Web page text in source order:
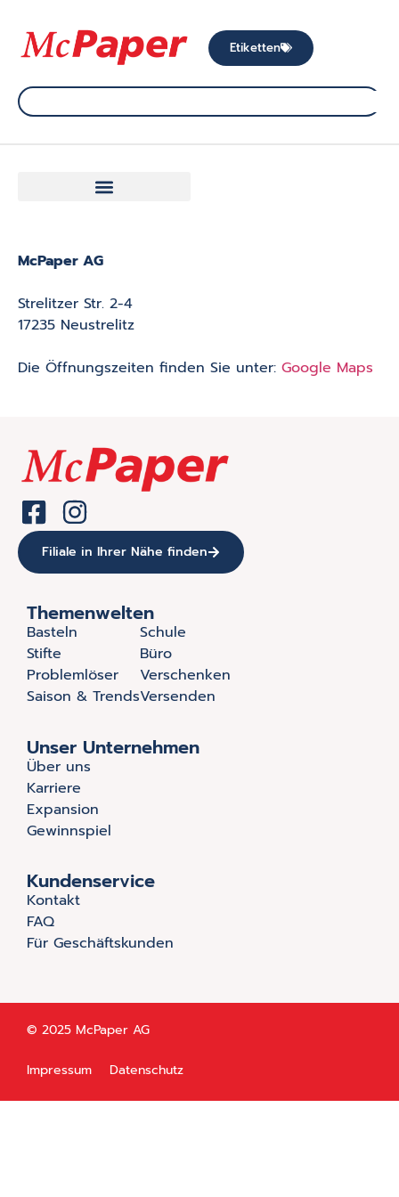
Etiketten
McPaper AG
Strelitzer Str. 2-4
17235 Neustrelitz
Die Öffnungszeiten finden Sie unter: Google Maps
Filiale in Ihrer Nähe finden
Themenwelten
Basteln
Stifte
Problemlöser
Saison & Trends
Schule
Büro
Verschenken
Versenden
Unser Unternehmen
Über uns
Karriere
Expansion
Gewinnspiel
Kundenservice
Kontakt
FAQ
Für Geschäftskunden
© 2025 McPaper AG
Impressum Datenschutz